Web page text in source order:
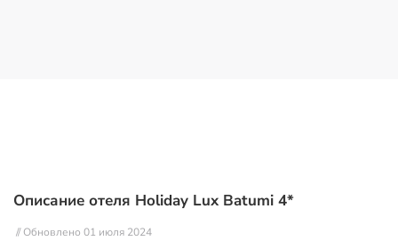
Описание отеля Holiday Lux Batumi 4*
// Обновлено 01 июля 2024